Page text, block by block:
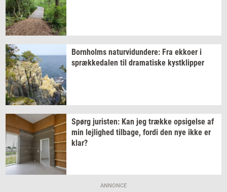
Born­holms na­tur­vi­dun­de­re: Fra ek­ko­er i
spræk­ke­da­len til dra­ma­ti­ske kyst­klip­per
Spørg juri­sten: Kan jeg træk­ke op­si­gel­se af
min lej­lig­hed til­ba­ge, fordi den nye ikke er
klar?
ANNONCE